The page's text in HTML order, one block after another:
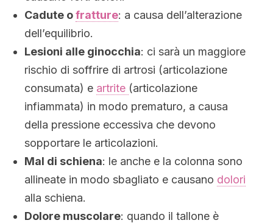
Cadute ofratture: a causa dell’alterazione
dell’equilibrio.
Lesioni alle ginocchia: ci sarà un maggiore
rischio di soffrire di artrosi (articolazione
consumata) e artrite (articolazione
infiammata) in modo prematuro, a causa
della pressione eccessiva che devono
sopportare le articolazioni.
Mal di schiena: le anche e la colonna sono
allineate in modo sbagliato e causano dolori
alla schiena.
Dolore muscolare: quando il tallone è